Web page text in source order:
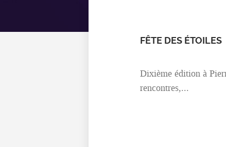
FÊTE DES ÉTOILES
Dixième édition à
rencontres,...